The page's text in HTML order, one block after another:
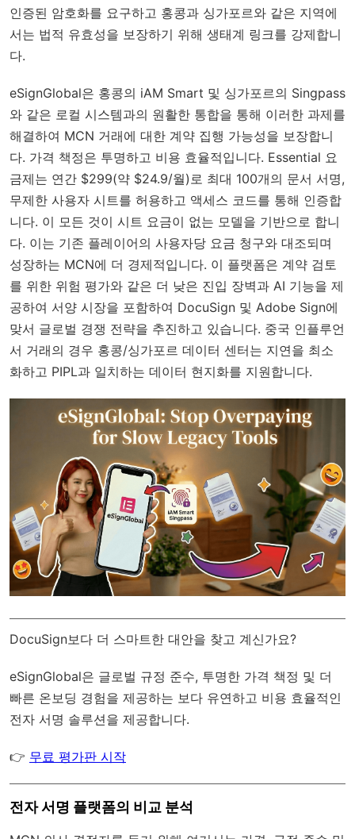
인증된 암호화를 요구하고 홍콩과 싱가포르와 같은 지역에
서는 법적 유효성을 보장하기 위해 생태계 링크를 강제합니
다.
eSignGlobal은 홍콩의 iAM Smart 및 싱가포르의 Singpass
와 같은 로컬 시스템과의 원활한 통합을 통해 이러한 과제를
해결하여 MCN 거래에 대한 계약 집행 가능성을 보장합니
다. 가격 책정은 투명하고 비용 효율적입니다. Essential 요
금제는 연간 $299(약 $24.9/월)로 최대 100개의 문서 서명,
무제한 사용자 시트를 허용하고 액세스 코드를 통해 인증합
니다. 이 모든 것이 시트 요금이 없는 모델을 기반으로 합니
다. 이는 기존 플레이어의 사용자당 요금 청구와 대조되며
성장하는 MCN에 더 경제적입니다. 이 플랫폼은 계약 검토
를 위한 위험 평가와 같은 더 낮은 진입 장벽과 AI 기능을 제
공하여 서양 시장을 포함하여 DocuSign 및 Adobe Sign에
맞서 글로벌 경쟁 전략을 추진하고 있습니다. 중국 인플루언
서 거래의 경우 홍콩/싱가포르 데이터 센터는 지연을 최소
화하고 PIPL과 일치하는 데이터 현지화를 지원합니다.
DocuSign보다 더 스마트한 대안을 찾고 계신가요?
eSignGlobal은 글로벌 규정 준수, 투명한 가격 책정 및 더
빠른 온보딩 경험을 제공하는 보다 유연하고 비용 효율적인
전자 서명 솔루션을 제공합니다.
👉 무료 평가판 시작
전자 서명 플랫폼의 비교 분석